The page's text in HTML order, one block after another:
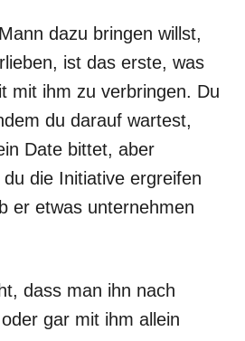
dazu bringen willst,
ist das erste, was
mit ihm zu verbringen. Du
du darauf wartest,
Date bittet, aber
die Initiative ergreifen
er etwas unternehmen
dass man ihn nach
gar mit ihm allein